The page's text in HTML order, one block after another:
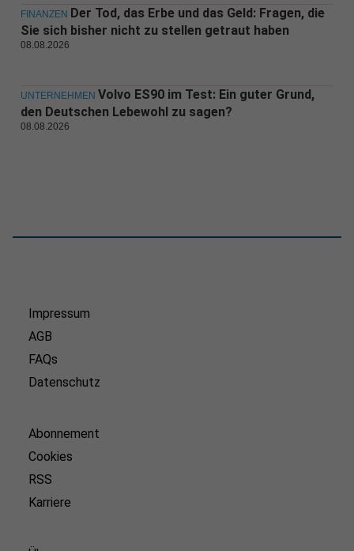
FINANZEN Der Tod, das Erbe und das Geld: Fragen, die
Sie sich bisher nicht zu stellen getraut haben
08.08.2026
UNTERNEHMEN Volvo ES90 im Test: Ein guter Grund,
den Deutschen Lebewohl zu sagen?
08.08.2026
Impressum
AGB
FAQs
Datenschutz
Abonnement
Cookies
RSS
Karriere